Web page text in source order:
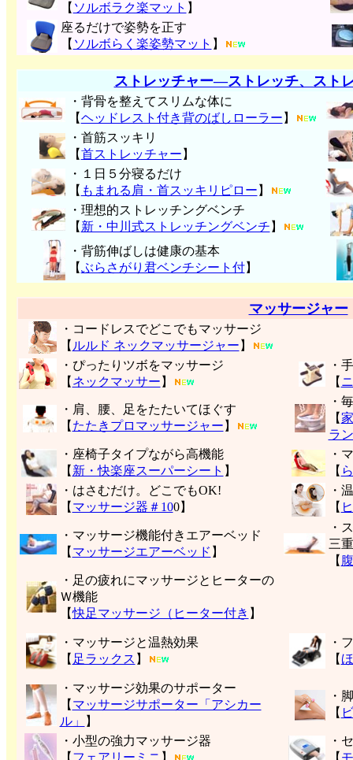
【 ソルボラク楽マット 】
座るだけで姿勢を正す
【 ソルボらく楽姿勢マット 】
ストレッチャー―ストレッチ、スト
・背骨を整えてスリムな体に
【ヘッドレスト付き背のばしローラー 】
・首筋スッキリ
【首ストレッチャー 】
・１日５分寝るだけ
【 もまれる肩・首スッキリピロー 】
・理想的ストレッチングベンチ
【 新・中川式ストレッチングベンチ 】
・背筋伸ばしは健康の基本
【ぶらさがり君ベンチシート付】
マッサージャー
・コードレスでどこでもマッサージ
【 ルルド ネックマッサージャー 】
・ぴったりツボをマッサージ
【 ネックマッサー 】
・
【
・肩、腰、足をたたいてほぐす
【 たたきプロマッサージャー 】
・
【
ラ
・座椅子タイプながら高機能
【 新・快楽座スーパーシート 】
・
【
・はさむだけ。どこでもOK!
【 マッサージ器＃100】
・
【
・マッサージ機能付きエアーベッド
【 マッサージエアーベッド 】
・
三
【
・足の疲れにマッサージとヒーターの
Ｗ機能
【快足マッサージ（ヒーター付き 】
・マッサージと温熱効果
【 足ラックス 】
・
【
・マッサージ効果のサポーター
【 マッサージサポーター「アシカー
ル」
】
・
【
・小型の強力マッサージ器
【 フェアリーミニ 】
・
【